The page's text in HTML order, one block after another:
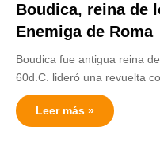
Boudica, reina de
Enemiga de Roma
Boudica fue antigua reina
60d.C. lideró una revuelta
Leer más »